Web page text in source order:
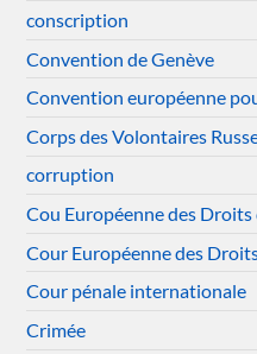
conscription
Convention de Genève
Convention européenne
Corps des Volontaires
corruption
Cou Européenne des
Cour Européenne des
Cour pénale internationale
Crimée